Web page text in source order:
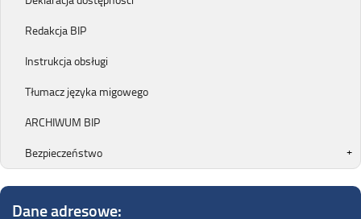
Redakcja BIP
Instrukcja obsługi
Tłumacz języka migowego
ARCHIWUM BIP
Bezpieczeństwo
Dane adresowe: